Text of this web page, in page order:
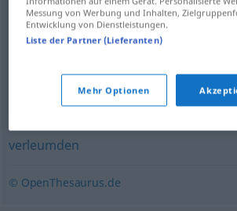
(jemandem etwas) nachsagen,
munkeln,(über jemanden) herziehen
(jemandem etwas) anhängen,
,(jemandem etwas)
verleumden
© OpenThesaurus.de
Messung von Werbung und Inhalten,
Entwicklung von Dienstleistungen.
Liste der Partner (Lieferanten)
Mehr Optionen